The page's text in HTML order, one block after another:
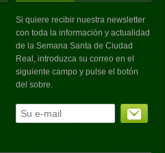
Si quiere recibir nuestra newsletter
con toda la información y actualidad
de la Semana Santa de Ciudad
Real, introduzca su correo en el
siguiente campo y pulse el botón
del sobre.